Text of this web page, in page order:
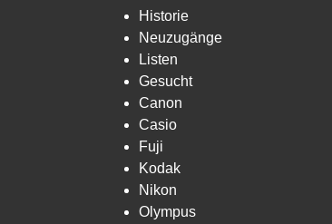
Historie
Neuzugänge
Listen
Gesucht
Canon
Casio
Fuji
Kodak
Nikon
Olympus